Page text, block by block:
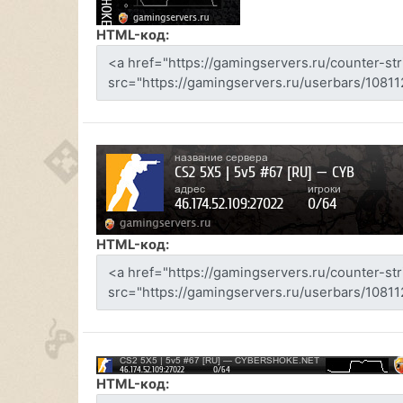
HTML-код:
HTML-код:
HTML-код: